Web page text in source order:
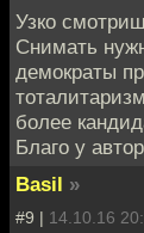
Узко
Снимать
демократы
более
Благо у
Basil »
#9 | 14.10.16